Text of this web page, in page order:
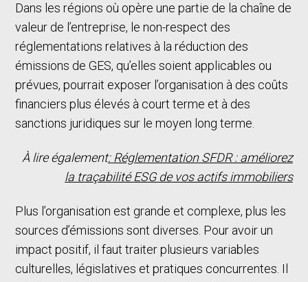
Dans les régions où opère une partie de la chaîne de
valeur de l’entreprise, le non-respect des
réglementations relatives à la réduction des
émissions de GES, qu’elles soient applicables ou
prévues, pourrait exposer l’organisation à des coûts
financiers plus élevés à court terme et à des
sanctions juridiques sur le moyen long terme.
À lire également: Réglementation SFDR : améliorez
la traçabilité ESG de vos actifs immobiliers
Plus l’organisation est grande et complexe, plus les
sources d’émissions sont diverses. Pour avoir un
impact positif, il faut traiter plusieurs variables
culturelles, législatives et pratiques concurrentes. Il